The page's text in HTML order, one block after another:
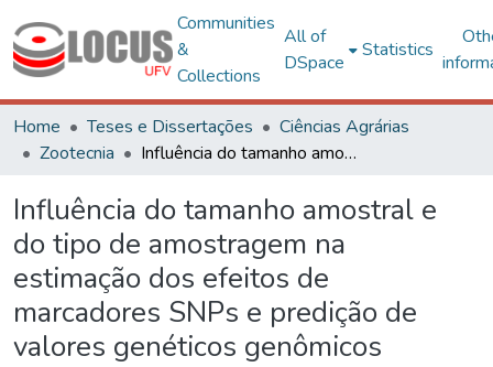
Communities
&
Collections
All of
DSpace
Statistics
Home Teses e Dissertações
Ciências Agrárias
Zootecnia
Influência do tamanho amostral e do tipo de amostragem na estimação dos efeitos de marcadores SNPs e predição de valores genéticos genômicos
Influência do tamanho amostral e
do tipo de amostragem na
estimação dos efeitos de
marcadores SNPs e predição de
valores genéticos genômicos